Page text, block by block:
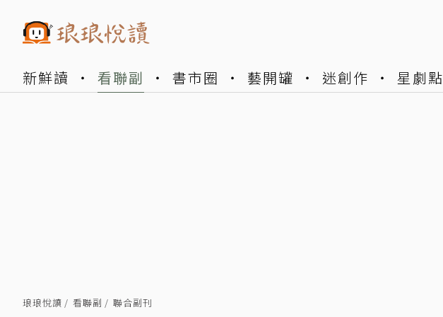
新鮮讀 看聯副 書市圈 藝開罐 迷創作 星劇點
琅琅悅讀 看聯副 聯合副刊